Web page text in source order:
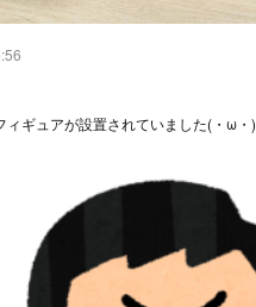
ィギュアが設置されていました(・ω・)